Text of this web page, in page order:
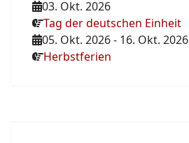
03. Okt. 2026
Tag der deutschen Einheit
05. Okt. 2026- 16. Okt. 2026
Herbstferien